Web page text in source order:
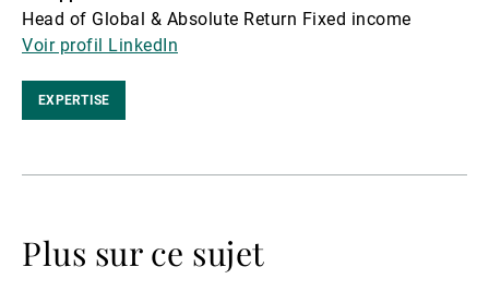
Head of Global & Absolute Return Fixed income
Voir profil LinkedIn
EXPERTISE
Plus sur ce sujet